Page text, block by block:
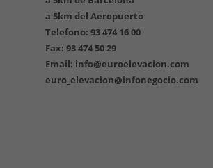
a 5km del Aeropuerto
Telefono: 93 474 16 00
Fax: 93 474 50 29
Email: info@euroelevacion.com
euro_elevacion@infonegocio.com